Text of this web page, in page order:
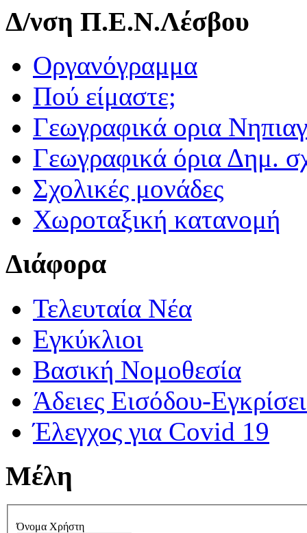
Δ/νση Π.Ε.Ν.Λέσβου
Οργανόγραμμα
Πού είμαστε;
Γεωγραφικά ορια
Γεωγραφικά όρια Δημ.
Σχολικές μονάδες
Χωροταξική κατανομή
Διάφορα
Τελευταία Νέα
Εγκύκλιοι
Βασική Νομοθεσία
Άδειες Εισόδου-
Έλεγχος για Covid 19
Μέλη
Όνομα Χρήστη